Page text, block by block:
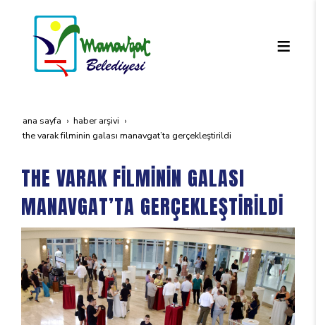
ana sayfa
haber arşivi
the varak fi̇lmi̇ni̇n galasi manavgat’ta gerçekleşti̇ri̇ldi̇
THE VARAK FİLMİNİN GALASI
MANAVGAT’TA GERÇEKLEŞTİRİLDİ